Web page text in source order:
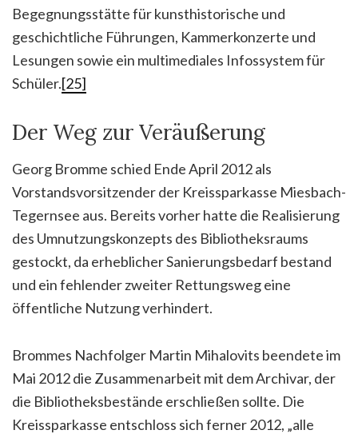
Begegnungsstätte für kunsthistorische und
geschichtliche Führungen, Kammerkonzerte und
Lesungen sowie ein multimediales Infossystem für
Schüler.[25]
Der Weg zur Veräußerung
Georg Bromme schied Ende April 2012 als
Vorstandsvorsitzender der Kreissparkasse Miesbach-
Tegernsee aus. Bereits vorher hatte die Realisierung
des Umnutzungskonzepts des Bibliotheksraums
gestockt, da erheblicher Sanierungsbedarf bestand
und ein fehlender zweiter Rettungsweg eine
öffentliche Nutzung verhindert.
Brommes Nachfolger Martin Mihalovits beendete im
Mai 2012 die Zusammenarbeit mit dem Archivar, der
die Bibliotheksbestände erschließen sollte. Die
Kreissparkasse entschloss sich ferner 2012, „alle